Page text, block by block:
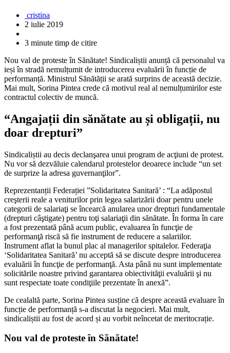
cristina
2 iulie 2019
3 minute timp de citire
Nou val de proteste în Sănătate! Sindicaliștii anunță că personalul va
ieși în stradă nemulțumit de introducerea evaluării în funcție de
performanță. Ministrul Sănătății se arată surprins de această decizie.
Mai mult, Sorina Pintea crede că motivul real al nemulțumirilor este
contractul colectiv de muncă.
“Angajații din sănătate au și obligații, nu
doar drepturi”
Sindicaliștii au decis declanşarea unui program de acţiuni de protest.
Nu vor să dezvăluie calendarul protestelor deoarece include “un set
de surprize la adresa guvernanţilor”.
Reprezentanții Federației ”Solidaritatea Sanitară’ : “La adăpostul
creşterii reale a veniturilor prin legea salarizării doar pentru unele
categorii de salariaţi se încearcă anularea unor drepturi fundamentale
(drepturi câştigate) pentru toţi salariaţii din sănătate. În forma în care
a fost prezentată până acum public, evaluarea în funcţie de
performanţă riscă să fie instrument de reducere a salariilor.
Instrument aflat la bunul plac al managerilor spitalelor. Federaţia
‘Solidaritatea Sanitară’ nu acceptă să se discute despre introducerea
evaluării în funcţie de performanţă. Asta până nu sunt implementate
solicitările noastre privind garantarea obiectivităţii evaluării şi nu
sunt respectate toate condiţiile prezentate în anexă”.
De cealaltă parte, Sorina Pintea susține că despre această evaluare în
funcție de performanță s-a discutat la negocieri. Mai mult,
sindicaliștii au fost de acord și au vorbit neîncetat de meritocrație.
Nou val de proteste în Sănătate!